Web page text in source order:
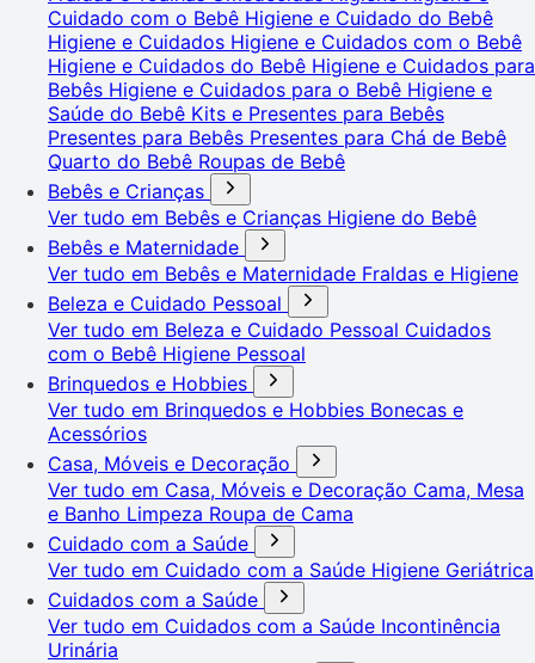
Cuidado com o Bebê Higiene e Cuidado do Bebê
Higiene e Cuidados Higiene e Cuidados com o Bebê
Higiene e Cuidados do Bebê Higiene e Cuidados para
Bebês Higiene e Cuidados para o Bebê Higiene e
Saúde do Bebê Kits e Presentes para Bebês
Presentes para Bebês Presentes para Chá de Bebê
Quarto do Bebê Roupas de Bebê
Bebês e Crianças
Ver tudo em Bebês e Crianças Higiene do Bebê
Bebês e Maternidade
Ver tudo em Bebês e Maternidade Fraldas e Higiene
Beleza e Cuidado Pessoal
Ver tudo em Beleza e Cuidado Pessoal Cuidados
com o Bebê Higiene Pessoal
Brinquedos e Hobbies
Ver tudo em Brinquedos e Hobbies Bonecas e
Acessórios
Casa, Móveis e Decoração
Ver tudo em Casa, Móveis e Decoração Cama, Mesa
e Banho Limpeza Roupa de Cama
Cuidado com a Saúde
Ver tudo em Cuidado com a Saúde Higiene Geriátrica
Cuidados com a Saúde
Ver tudo em Cuidados com a Saúde Incontinência
Urinária